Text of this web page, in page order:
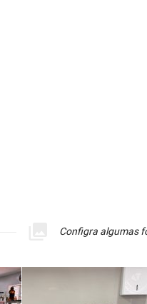
Configra algumas